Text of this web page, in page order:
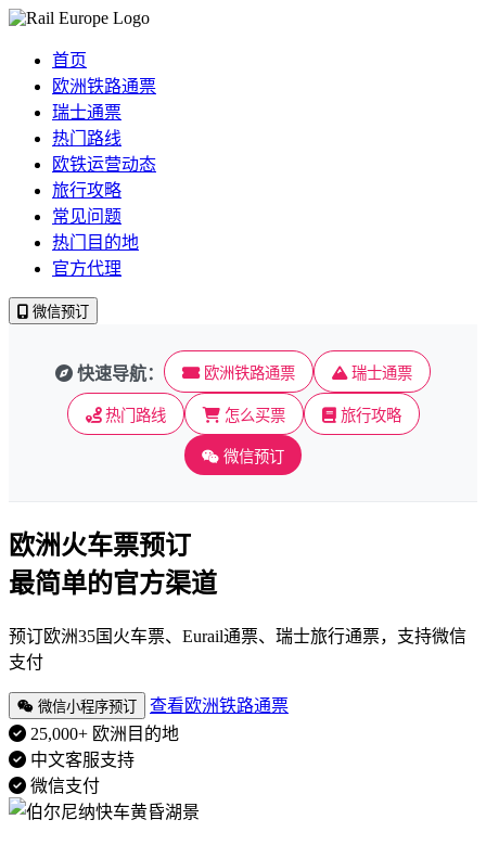
首页
欧洲铁路通票
瑞士通票
热门路线
欧铁运营动态
旅行攻略
常见问题
热门目的地
官方代理
微信预订
快速导航： 欧洲铁路通票 瑞士通票
热门路线 怎么买票 旅行攻略
微信预订
欧洲火车票预订
最简单的官方渠道
预订欧洲35国火车票、Eurail通票、瑞士旅行通票，支持微信
支付
微信小程序预订
查看欧洲铁路通票
25,000+ 欧洲目的地
中文客服支持
微信支付